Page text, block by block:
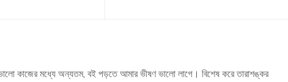
কাজের মধ্যে অন্যতম, বই পড়তে আমার ভীষণ ভালো লাগে। বিশেষ করে তারাশঙ্কর